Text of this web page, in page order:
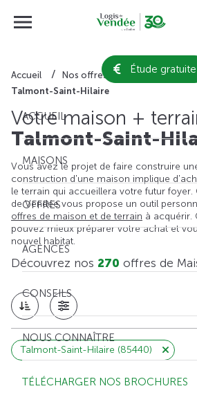
Étude gratuite
ACCUEIL
MAISONS
OFFRES
AGENCES
CONSEILS
NOUS CONNAÎTRE
TÉLÉCHARGER NOS BROCHURES
Accueil Nos offres de maison + terrain
Talmont-Saint-Hilaire
Votre maison +
Talmont-Saint-
Vous avez le projet de faire construire
construction d'une maison implique
le terrain qui accueillera votre futur foyer.
de Vendée vous propose un outil
offres de maison et de terrain à acquérir.
pouvez mieux préparer votre achat et
nouvel habitat.
Découvrez nos 270 offres de
Talmont-Saint-Hilaire (85440)